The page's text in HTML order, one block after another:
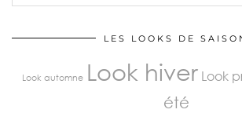
LES LOOKS DE
Look automne Look hiver Look
été